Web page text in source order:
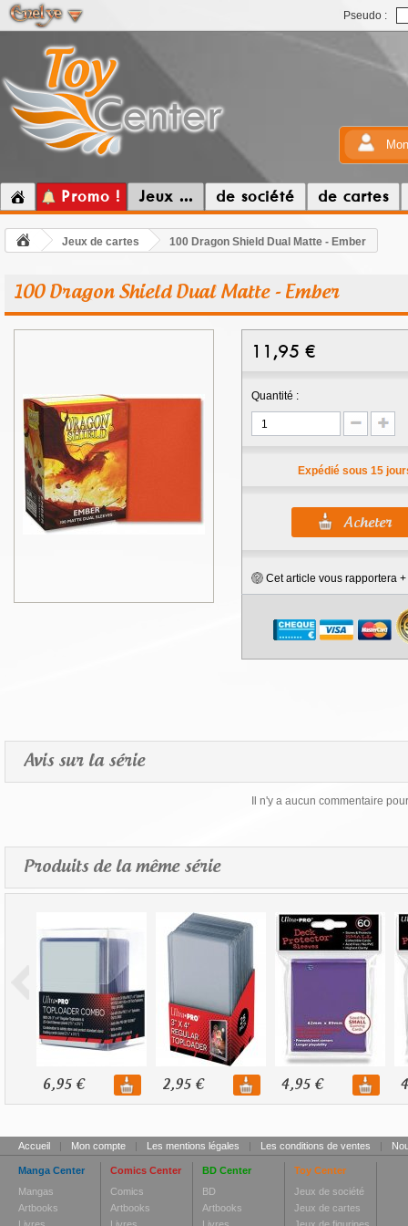
Pseudo :
Promo ! Jeux ... de société de cartes
Jeux de cartes 100 Dragon Shield Dual Matte - Ember
100 Dragon Shield Dual Matte - Ember
11,95 €
Quantité :
Expédié sous 15
Cet article vous rapportera +
Avis sur la série
Il n'y a aucun commentaire
Produits de la même série
6,95 € 2,95 € 4,95 €
Accueil | Mon compte | Les mentions légales | Les conditions de ventes |
Manga Center
Mangas
Artbooks
Comics Center
Comics
Artbooks
BD Center
BD
Artbooks
Toy Center
Jeux de société
Jeux de cartes